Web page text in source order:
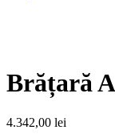
Brățară
4.342,00 lei